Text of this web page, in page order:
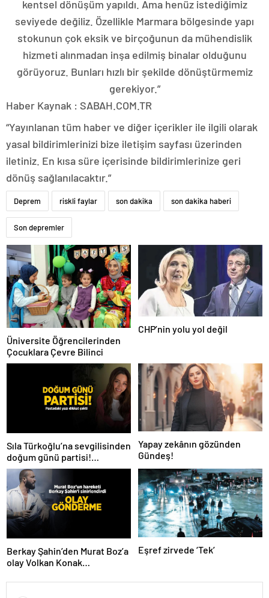
kentsel dönüşüm yapıldı. Ama henüz istediğimiz
seviyede değiliz. Özellikle Marmara bölgesinde yapı
stokunun çok eksik ve birçoğunun da mühendislik
hizmeti alınmadan inşa edilmiş binalar olduğunu
görüyoruz. Bunları hızlı bir şekilde dönüştürmemiz
gerekiyor.”
Haber Kaynak : SABAH.COM.TR
“Yayınlanan tüm haber ve diğer içerikler ile ilgili olarak
yasal bildirimlerinizi bize iletişim sayfası üzerinden
iletiniz. En kısa süre içerisinde bildirimlerinize geri
dönüş sağlanılacaktır.”
Deprem riskli faylar son dakika son dakika haberi
Son depremler
Üniversite Öğrencilerinden
Çocuklara Çevre Bilinci
CHP’nin yolu yol değil
Sıla Türkoğlu’na sevgilisinden
doğum günü partisi!
Pastadaki yazı dikkat çekti
Yapay zekânın gözünden
Gündeş!
Berkay Şahin’den Murat Boz’a
olay Volkan Konak
seni ağabeyim’
Eşref zirvede ‘Tek’